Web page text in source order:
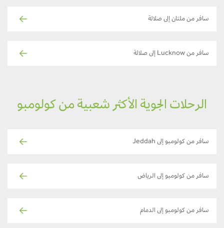
سافر من ملتان إلى صلالة
سافر من Lucknow إلى صلالة
الرحلات الجوية الأكثر شعبية من كولومبو
سافر من كولومبو إلى Jeddah
سافر من كولومبو إلى الرياض
سافر من كولومبو إلى الدمام